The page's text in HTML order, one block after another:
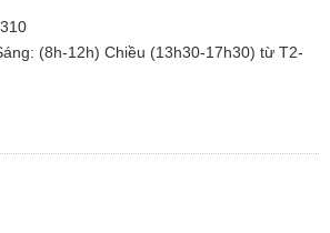
(8h-12h) Chiều (13h30-17h30) từ T2-